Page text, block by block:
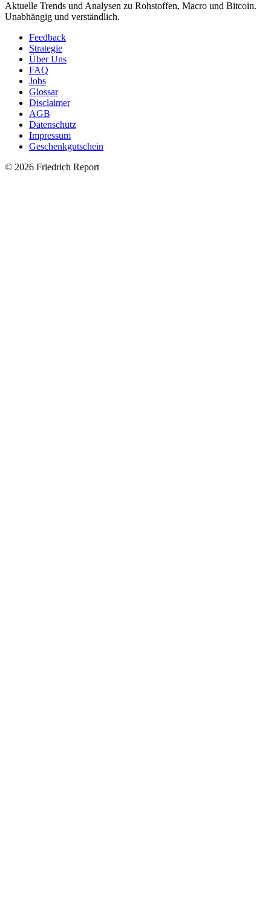
Aktuelle Trends und Analysen zu Rohstoffen, Macro und Bitcoin.
Unabhängig und verständlich.
Feedback
Strategie
Über Uns
FAQ
Jobs
Glossar
Disclaimer
AGB
Datenschutz
Impressum
Geschenkgutschein
© 2026 Friedrich Report